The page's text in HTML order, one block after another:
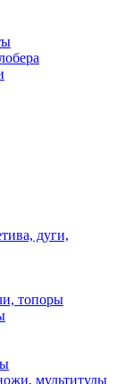
дуги,
топоры
мультитулы